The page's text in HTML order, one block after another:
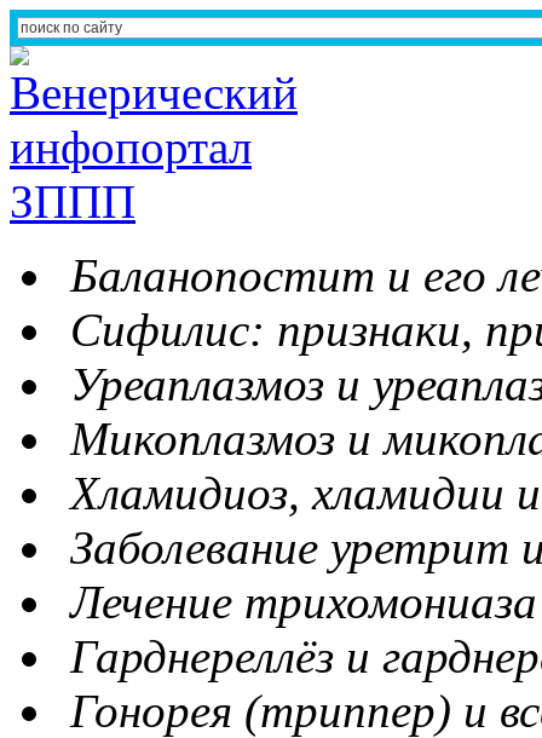
Баланопостит и его
Сифилис: признаки,
Уреаплазмоз и
Микоплазмоз и
Хламидиоз, хламидии
Заболевание уретрит
Лечение
Гарднереллёз и
Гонорея (триппер) и